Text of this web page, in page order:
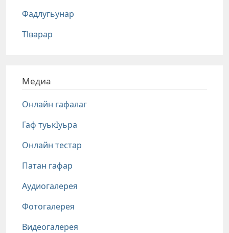
Фадлугьунар
Тlварар
Медиа
Онлайн гафалаг
Гаф туькIуьра
Онлайн тестар
Патан гафар
Аудиогалерея
Фотогалерея
Видеогалерея